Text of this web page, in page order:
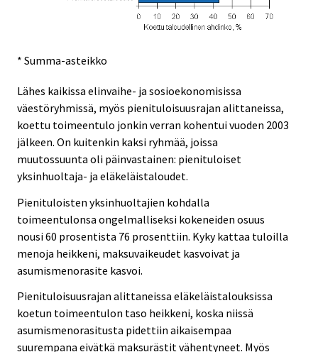
* Summa-asteikko
Lähes kaikissa elinvaihe- ja sosioekonomisissa
väestöryhmissä, myös pienituloisuusrajan alittaneissa,
koettu toimeentulo jonkin verran kohentui vuoden 2003
jälkeen. On kuitenkin kaksi ryhmää, joissa
muutossuunta oli päinvastainen: pienituloiset
yksinhuoltaja- ja eläkeläistaloudet.
Pienituloisten yksinhuoltajien kohdalla
toimeentulonsa ongelmalliseksi kokeneiden osuus
nousi 60 prosentista 76 prosenttiin. Kyky kattaa tuloilla
menoja heikkeni, maksuvaikeudet kasvoivat ja
asumismenorasite kasvoi.
Pienituloisuusrajan alittaneissa eläkeläistalouksissa
koetun toimeentulon taso heikkeni, koska niissä
asumismenorasitusta pidettiin aikaisempaa
suurempana eivätkä maksurästit vähentyneet. Myös